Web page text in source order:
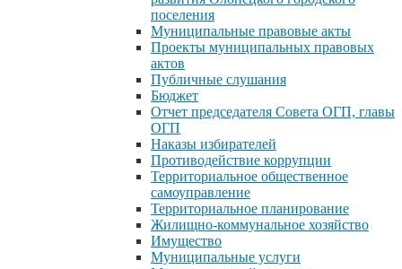
поселения
Муниципальные правовые акты
Проекты муниципальных правовых
актов
Публичные слушания
Бюджет
Отчет председателя Совета ОГП, главы
ОГП
Наказы избирателей
Противодействие коррупции
Территориальное общественное
самоуправление
Территориальное планирование
Жилищно-коммунальное хозяйство
Имущество
Муниципальные услуги